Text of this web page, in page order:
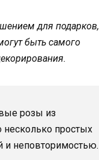
для подарков,
быть самого
розы из
несколько простых
и неповторимостью.